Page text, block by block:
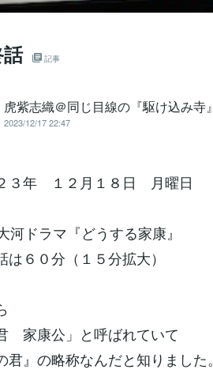
記事
虎紫志織＠同じ目線の『駆け込み寺』
2023/12/17 22:47
３年 １２月１８日 月曜日
河ドラマ『どうする家康』
は６０分（１５分拡大）
家康公」と呼ばれていて
君』の略称なんだと知りました。